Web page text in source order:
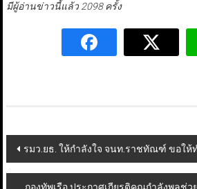
มีผู้อ่านข่าวนี้แล้ว 2098 ครั้ง
Post
navigation
รมว.ยธ. ให้กำลังใจ จนท.ราชทัณฑ์ ขอให้